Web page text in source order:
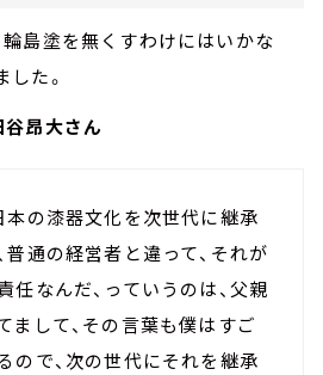
輪島塗を無くすわけにはいかな
した。
昂大さん
本の漆器文化を次世代に継承
普通の経営者と違って、それが
任なんだ、っていうのは、父親
まして、その言葉も僕はすご
ので、次の世代にそれを継承